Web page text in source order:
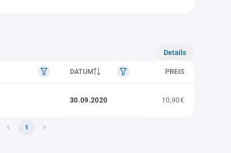
Details
DATUM PREIS
30.09.2020 10,90€
1